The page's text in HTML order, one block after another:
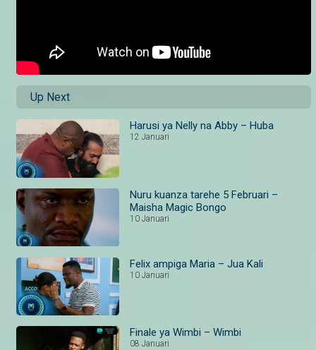
Up Next
Harusi ya Nelly na Abby – Huba
12 Januari
Nuru kuanza tarehe 5 Februari –
Maisha Magic Bongo
10 Januari
Felix ampiga Maria – Jua Kali
10 Januari
Finale ya Wimbi – Wimbi
08 Januari